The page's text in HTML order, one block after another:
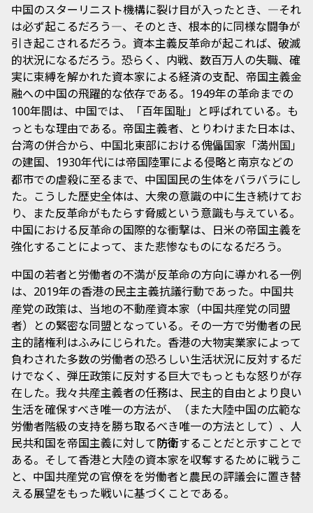
中国のスターリニスト機構に裂け目が入ったとき、―それ
は必ず起こるだろう―、そのとき、根本的に同様な闘争が
引き起こされるだろう。資本主義反革命が起これば、破滅
的状況になるだろう。恐らく、内戦、数百万人の失職、確
実に束縛を解かれた資本家による経済の支配、帝国主義金
融への中国の飛躍的な依存である。 1949年の革命までの
100年間は、中国では、「百年国耻」と呼ばれている。も
っともな理由である。帝国主義者、とりわけまた日本は、
台湾の併合から、中国北東部における傀儡国家「満州国」
の建国、 1930年代には帝国陸軍による侵略と南京などの
都市での虐殺に至るまで、中国国民の生体をバラバラにし
た。こうした歴史全体は、大衆の意識の中に生き続けてお
り、また反革命がもたらす脅威という意識も与えている。
中国における反革命の国際的な衝撃は、日米の帝国主義を
強化することによって、また悲惨なものになるだろう。
中国の若者と労働者の不満が反革命の方向に導かれる一例
は、 2019年の香港の民主主義抗議行動であった。中国共
産党の政策は、当地の不動産資本家（中国共産党の同盟
者）との緊密な同盟となっている。その一方で労働者の民
主的諸権利はふみにじられた。香港の大物実業家によって
負わされた多数の労働者の恐ろしい生活状況に反対するだ
けでなく、弾圧政策に反対する巨大でもっともな怒りが存
在した。我々共産主義者の任務は、民主的自由とより良い
生活を確保すべき唯一の方法が、（また大陸中国の広範な
労働者階級の支持を勝ち取るべき唯一の方法として）、人
民共和国を帝国主義に対して防衛することだと示すことで
ある。そして香港と大陸の資本家を収奪するために戦うこ
と、中国共産党の官僚をを労働者と農民の評議会に置き替
える展望をもった戦いに基づくことである。